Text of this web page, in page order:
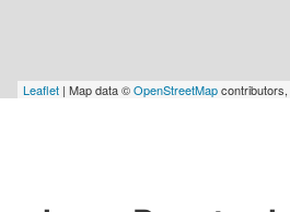
Leaflet | Map data ©OpenStreetMapcontributors,